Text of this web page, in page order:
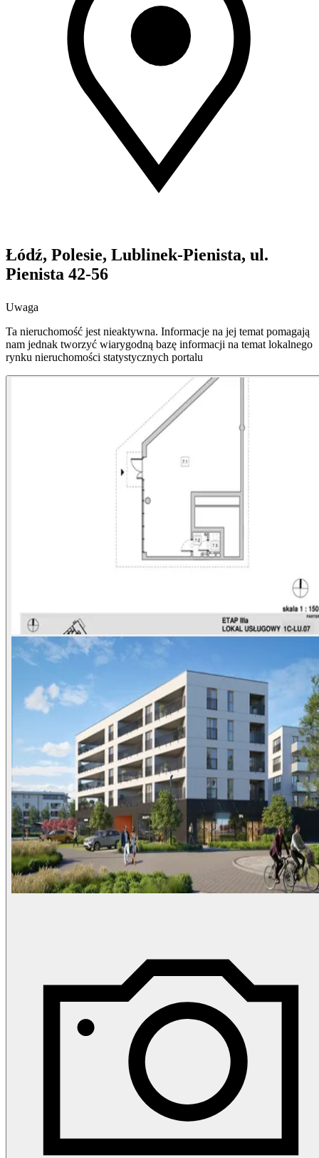
Łódź, Polesie, Lublinek-Pienista, ul.
Pienista 42-56
Uwaga
Ta nieruchomość jest nieaktywna. Informacje na jej temat pomagają
nam jednak tworzyć wiarygodną bazę informacji na temat lokalnego
rynku nieruchomości statystycznych portalu